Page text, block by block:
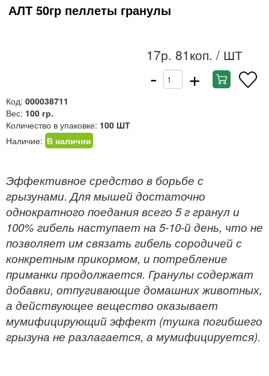
АЛТ 50гр пеллеты гранулы
17р. 81коп. / ШТ
- +
Код: 000038711
Вес: 100 гр.
Количество в упаковке: 100 ШТ
Наличие: В наличии
Эффективное средство в борьбе с
грызунами. Для мышей достаточно
однократного поедания всего 5 г гранул и
100% гибель наступает на 5-10-й день, что не
позволяет им связать гибель сородичей с
конкретным прикормом, и потребление
приманки продолжается. Гранулы содержат
добавки, отпугивающие домашних животных,
а действующее вещество оказывает
мумифицирующий эффект (тушка погибшего
грызуна не разлагается, а мумифицируется).